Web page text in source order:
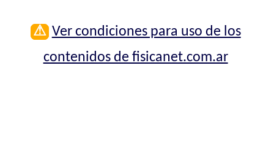
⚠ Ver condiciones para uso de los
contenidos de fisicanet.com.ar